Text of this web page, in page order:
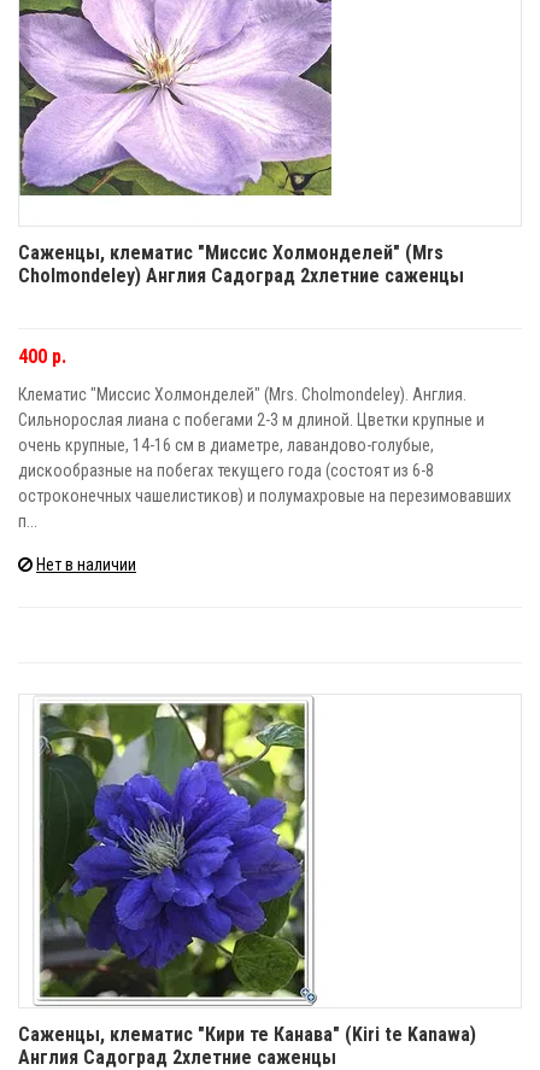
Саженцы, клематис "Миссис Холмонделей" (Mrs
Cholmondeley) Англия Садоград 2хлетние саженцы
400 р.
Клематис "Миссис Холмонделей" (Mrs. Cholmondeley). Англия.
Сильнорослая лиана с побегами 2-3 м длиной. Цветки крупные и
очень крупные, 14-16 см в диаметре, лавандово-голубые,
дискообразные на побегах текущего года (состоят из 6-8
остроконечных чашелистиков) и полумахровые на перезимовавших
п...
Нет в наличии
Саженцы, клематис "Кири те Канава" (Kiri te Kanawa)
Англия Садоград 2хлетние саженцы